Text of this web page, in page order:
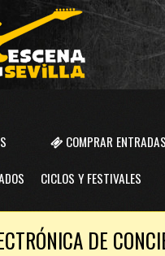
COMPRAR
CICLOS Y FESTIVALES
DE